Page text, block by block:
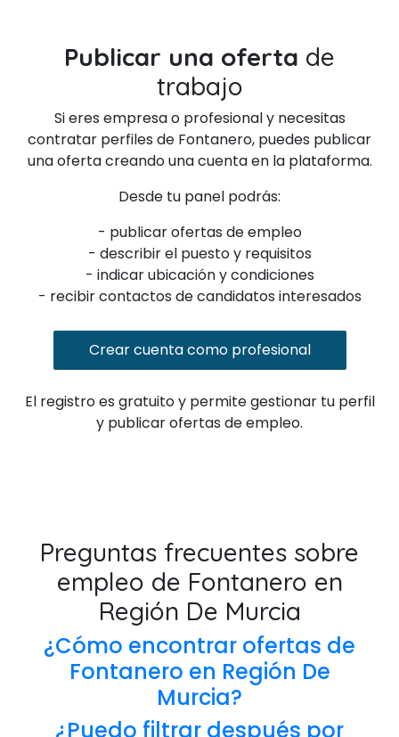
Publicar una oferta de
trabajo
Si eres empresa o profesional y necesitas
contratar perfiles de Fontanero, puedes publicar
una oferta creando una cuenta en la plataforma.
Desde tu panel podrás:
- publicar ofertas de empleo
- describir el puesto y requisitos
- indicar ubicación y condiciones
- recibir contactos de candidatos interesados
Crear cuenta como profesional
El registro es gratuito y permite gestionar tu perfil
y publicar ofertas de empleo.
Preguntas frecuentes sobre
empleo de Fontanero en
Región De Murcia
¿Cómo encontrar ofertas de
Fontanero en Región De
Murcia?
¿Puedo filtrar después por